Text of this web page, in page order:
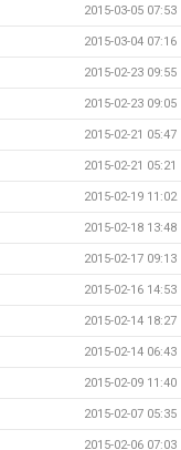
2015-03-05 07:53
2015-03-04 07:16
2015-02-23 09:55
2015-02-23 09:05
2015-02-21 05:47
2015-02-21 05:21
2015-02-19 11:02
2015-02-18 13:48
2015-02-17 09:13
2015-02-16 14:53
2015-02-14 18:27
2015-02-14 06:43
2015-02-09 11:40
2015-02-07 05:35
2015-02-06 07:03